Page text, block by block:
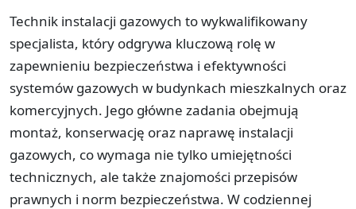
Technik instalacji gazowych to wykwalifikowany
specjalista, który odgrywa kluczową rolę w
zapewnieniu bezpieczeństwa i efektywności
systemów gazowych w budynkach mieszkalnych oraz
komercyjnych. Jego główne zadania obejmują
montaż, konserwację oraz naprawę instalacji
gazowych, co wymaga nie tylko umiejętności
technicznych, ale także znajomości przepisów
prawnych i norm bezpieczeństwa. W codziennej